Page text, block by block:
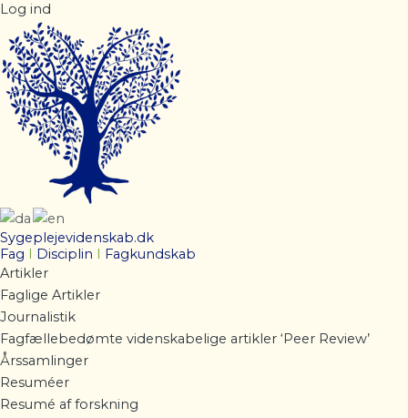
Log ind
Sygeplejevidenskab.dk
Fag I Disciplin I Fagkundskab
Artikler
Faglige Artikler
Journalistik
Fagfællebedømte videnskabelige artikler ‘Peer Review’
Årssamlinger
Resuméer
Resumé af forskning